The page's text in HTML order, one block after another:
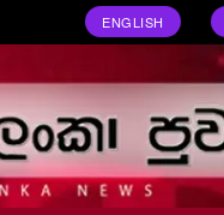
ENGLISH